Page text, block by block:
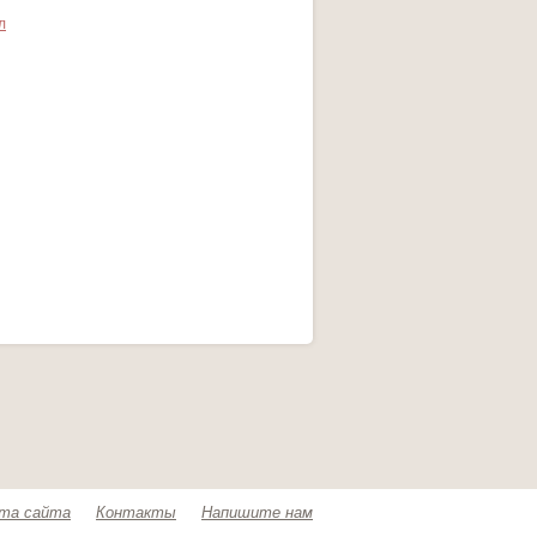
сайта Контакты Напишите нам